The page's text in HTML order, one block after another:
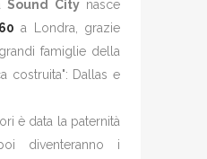
Sound Citynasce
a Londra, grazie
famiglie della
costruita": Dallas e
è data la paternità
diventeranno i